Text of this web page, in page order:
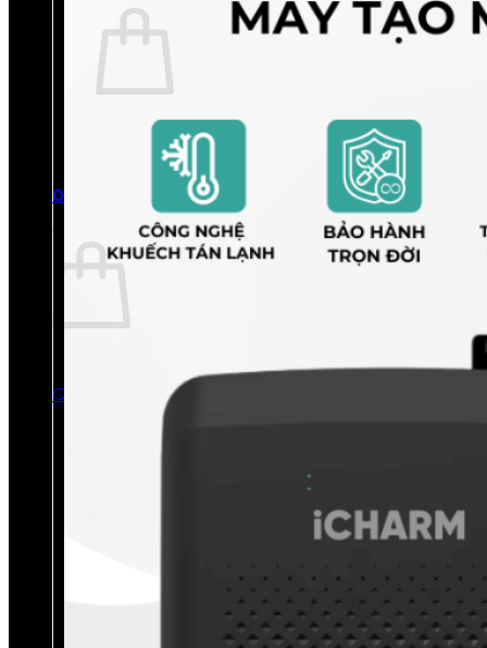
Chưa có sản phẩm trong giỏ hàng.
Quay trở lại cửa hàng
0
Giỏ hàng
Quay trở lại cửa hàng